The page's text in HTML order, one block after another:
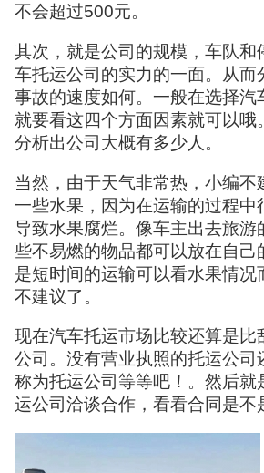
不会超过500元。
其次，就是公司的规模，车队和
车托运公司的实力的一面。从而
事故的速度如何。一般在选择汽
就要看这四个方面因素就可以哦
分析出公司大概有多少人。
当然，由于天气非常热，小编不
一些水果，因为在运输的过程中
导致水果腐烂。像车主出去旅游
些不易燃的物品都可以放在自己
是短时间的运输可以看水果情况
不建议了。
现在汽车托运市场比较还算是比
公司。没有营业执照的托运公司
称为托运公司等等吧！。然后就
运公司洽谈合作，看看合同是不